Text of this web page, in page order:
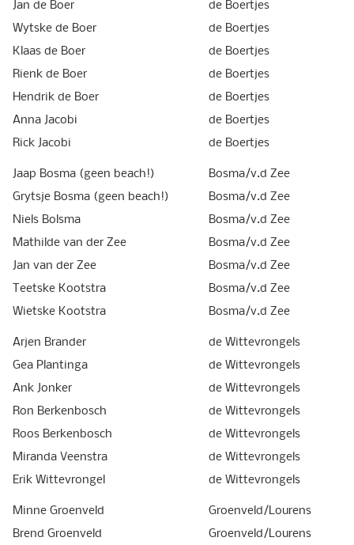
Jan de Boer
de Boertjes
Wytske de Boer
de Boertjes
Klaas de Boer
de Boertjes
Rienk de Boer
de Boertjes
Hendrik de Boer
de Boertjes
Anna Jacobi
de Boertjes
Rick Jacobi
de Boertjes
Jaap Bosma (geen beach!)
Bosma/v.d Zee
Grytsje Bosma (geen beach!)
Bosma/v.d Zee
Niels Bolsma
Bosma/v.d Zee
Mathilde van der Zee
Bosma/v.d Zee
Jan van der Zee
Bosma/v.d Zee
Teetske Kootstra
Bosma/v.d Zee
Wietske Kootstra
Bosma/v.d Zee
Arjen Brander
de Wittevrongels
Gea Plantinga
de Wittevrongels
Ank Jonker
de Wittevrongels
Ron Berkenbosch
de Wittevrongels
Roos Berkenbosch
de Wittevrongels
Miranda Veenstra
de Wittevrongels
Erik Wittevrongel
de Wittevrongels
Minne Groenveld
Groenveld/Lourens
Brend Groenveld
Groenveld/Lourens